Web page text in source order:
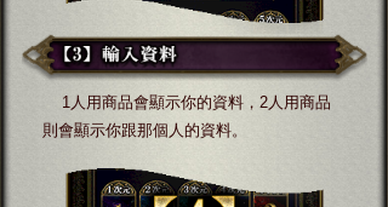
1人用商品會顯示你的資料，2人用商品
則會顯示你跟那個人的資料。